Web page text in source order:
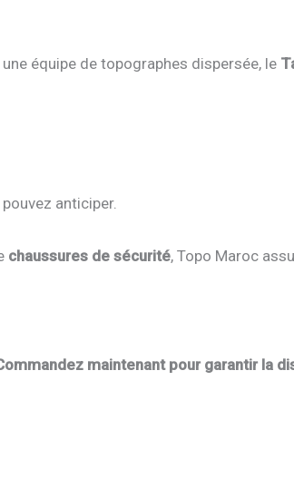
équipe de topographes dispersée, le
anticiper.
chaussures de sécurité, Topo Maroc
maintenant pour garantir la